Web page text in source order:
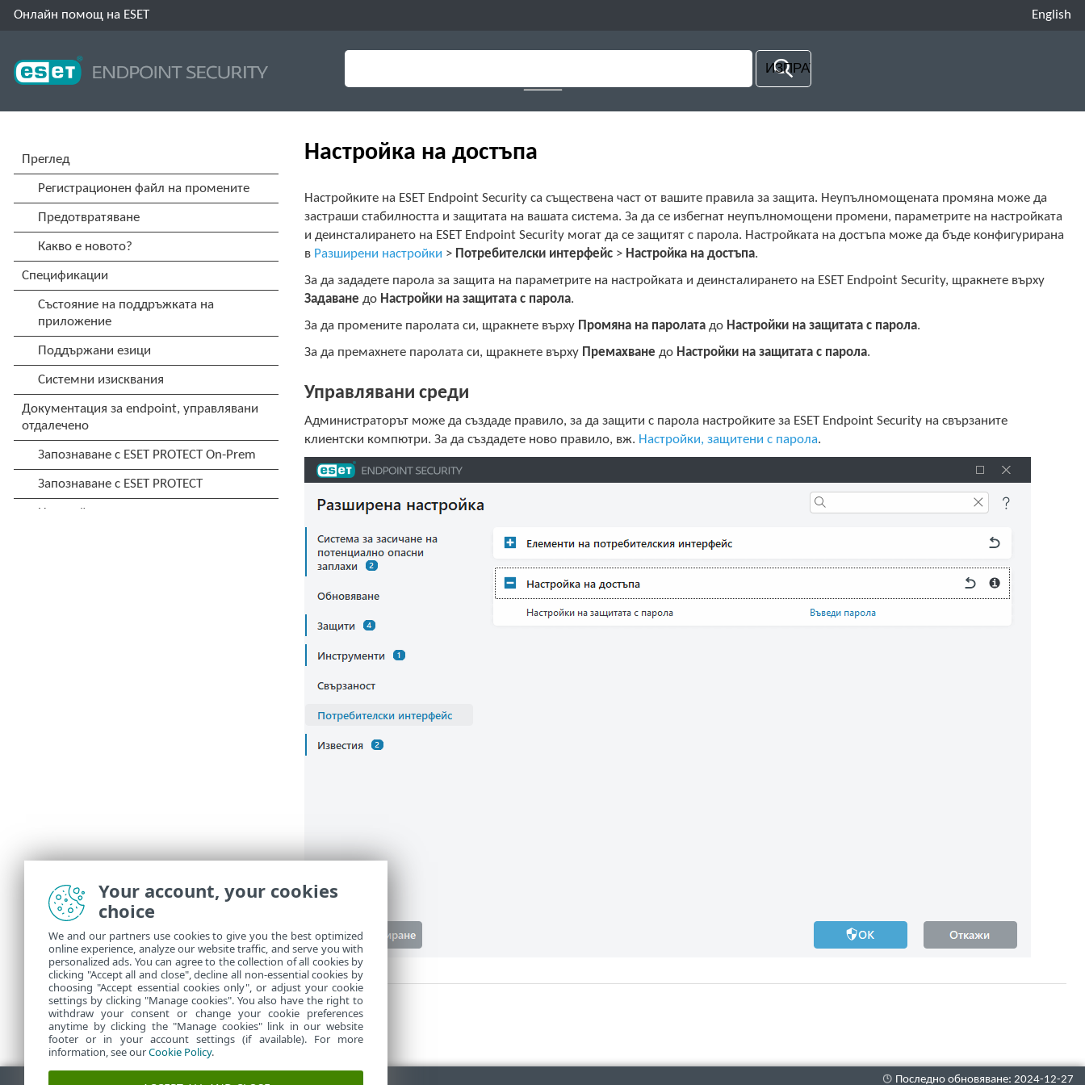
Онлайн помощ на ESET English
Настройка на достъпа
Настройките на ESET Endpoint Security са съществена част от вашите правила за защита. Неупълномощената промяна може да
застраши стабилността и защитата на вашата система. За да се избегнат неупълномощени промени, параметрите на настройката
и деинсталирането на ESET Endpoint Security могат да се защитят с парола. Настройката на достъпа може да бъде конфигурирана
в Разширени настройки > Потребителски интерфейс > Настройка на достъпа.
За да зададете парола за защита на параметрите на настройката и деинсталирането на ESET Endpoint Security, щракнете върху
Задаване до Настройки на защитата с парола.
За да промените паролата си, щракнете върху Промяна на паролата до Настройки на защитата с парола.
За да премахнете паролата си, щракнете върху Премахване до Настройки на защитата с парола.
Управлявани среди
Администраторът може да създаде правило, за да защити с парола настройките за ESET Endpoint Security на свързаните
клиентски компютри. За да създадете ново правило, вж. Настройки, защитени с парола.
Your account, your cookies
choice
We and our partners use cookies to give you the best optimized
online experience, analyze our website traffic, and serve you with
personalized ads. You can agree to the collection of all cookies by
clicking "Accept all and close", decline all non-essential cookies by
choosing "Accept essential cookies only", or adjust your cookie
settings by clicking "Manage cookies". You also have the right to
withdraw your consent or change your cookie preferences
anytime by clicking the "Manage cookies" link in our website
footer or in your account settings (if available). For more
information, see ourCookie Policy.